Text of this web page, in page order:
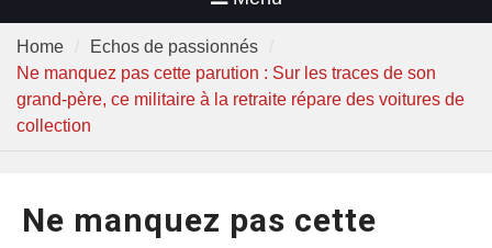
Home
Echos de passionnés
Ne manquez pas cette parution : Sur les traces de son
grand-père, ce militaire à la retraite répare des voitures de
collection
Ne manquez pas cette